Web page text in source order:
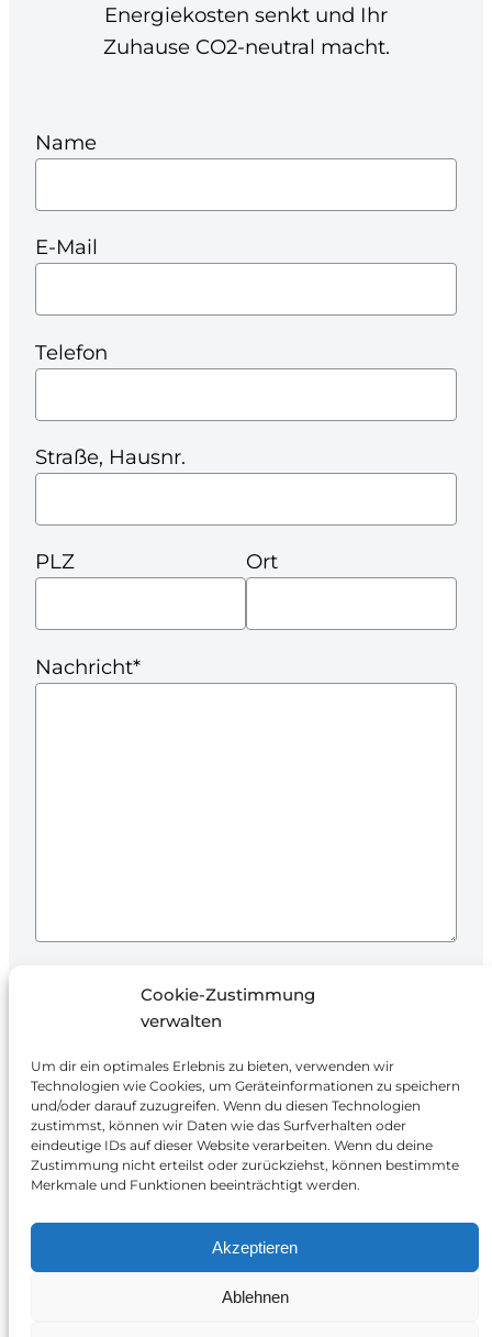
Cookie-Zustimmung
verwalten
Um dir ein optimales Erlebnis zu bieten, verwenden wir
Technologien wie Cookies, um Geräteinformationen zu speichern
und/oder darauf zuzugreifen. Wenn du diesen Technologien
zustimmst, können wir Daten wie das Surfverhalten oder
eindeutige IDs auf dieser Website verarbeiten. Wenn du deine
Zustimmung nicht erteilst oder zurückziehst, können bestimmte
Merkmale und Funktionen beeinträchtigt werden.
Akzeptieren
Ablehnen
Energiekosten senkt und Ihr
Zuhause CO2-neutral macht.
Name
E-Mail
Telefon
Straße, Hausnr.
PLZ Ort
Nachricht*
Ich stimme der Verarbeitung meiner Daten
zur Beantwortung der Anfrage und
Smart Energy Solutions
Erlenstraße 36, 90441 Nürnberg